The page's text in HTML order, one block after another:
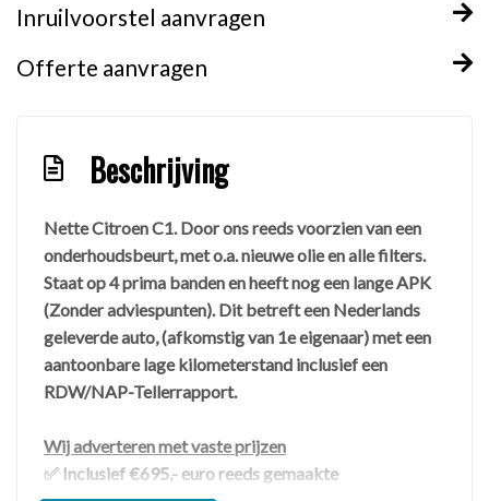
Inruilvoorstel aanvragen
Offerte aanvragen
Beschrijving
Nette Citroen C1. Door ons reeds voorzien van een
onderhoudsbeurt, met o.a. nieuwe olie en alle filters.
Staat op 4 prima banden en heeft nog een lange APK
(Zonder adviespunten). Dit betreft een Nederlands
geleverde auto, (afkomstig van 1e eigenaar) met een
aantoonbare lage kilometerstand inclusief een
RDW/NAP-Tellerrapport.
Wij adverteren met vaste prijzen
✅ Inclusief €695,- euro reeds gemaakte